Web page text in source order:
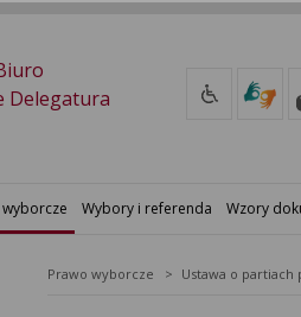
Delegatura
Wybory i referenda Wzory
Prawo wyborcze